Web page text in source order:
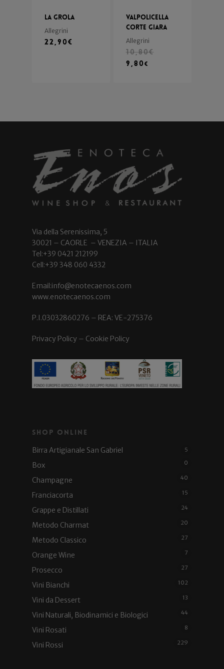
La Grola
Allegrini
22,90€
Valpolicella
Corte Giara
Allegrini
10,80€
9,80€
Via della Serenissima, 5
30021 – CAORLE – VENEZIA – ITALIA
Tel:+39 0421 212199
Cell:+39 348 060 4332
Email:info@enotecaenos.com
www.enotecaenos.com
P.I.03032860276 – REA: VE-275376
Privacy Policy – Cookie Policy
Shop Online
Birra Artigianale San Gabriel
5
Box 0
Champagne 40
Franciacorta 15
Grappe e Distillati 24
Metodo Charmat 20
Metodo Classico 27
Orange Wine 7
Prosecco 27
Vini Bianchi 102
Vini da Dessert 13
Vini Naturali, Biodinamici e Biologici 44
Vini Rosati 8
Vini Rossi 229